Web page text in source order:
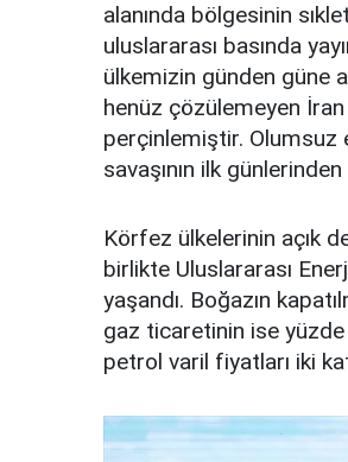
alanında bölgesinin
uluslararası basında
ülkemizin günden güne
henüz çözülemeyen
perçinlemiştir. Olumsuz
savaşının ilk
Körfez ülkelerinin açık
birlikte Uluslararası
yaşandı. Boğazın
gaz ticaretinin ise yüzde
petrol varil fiyatları iki